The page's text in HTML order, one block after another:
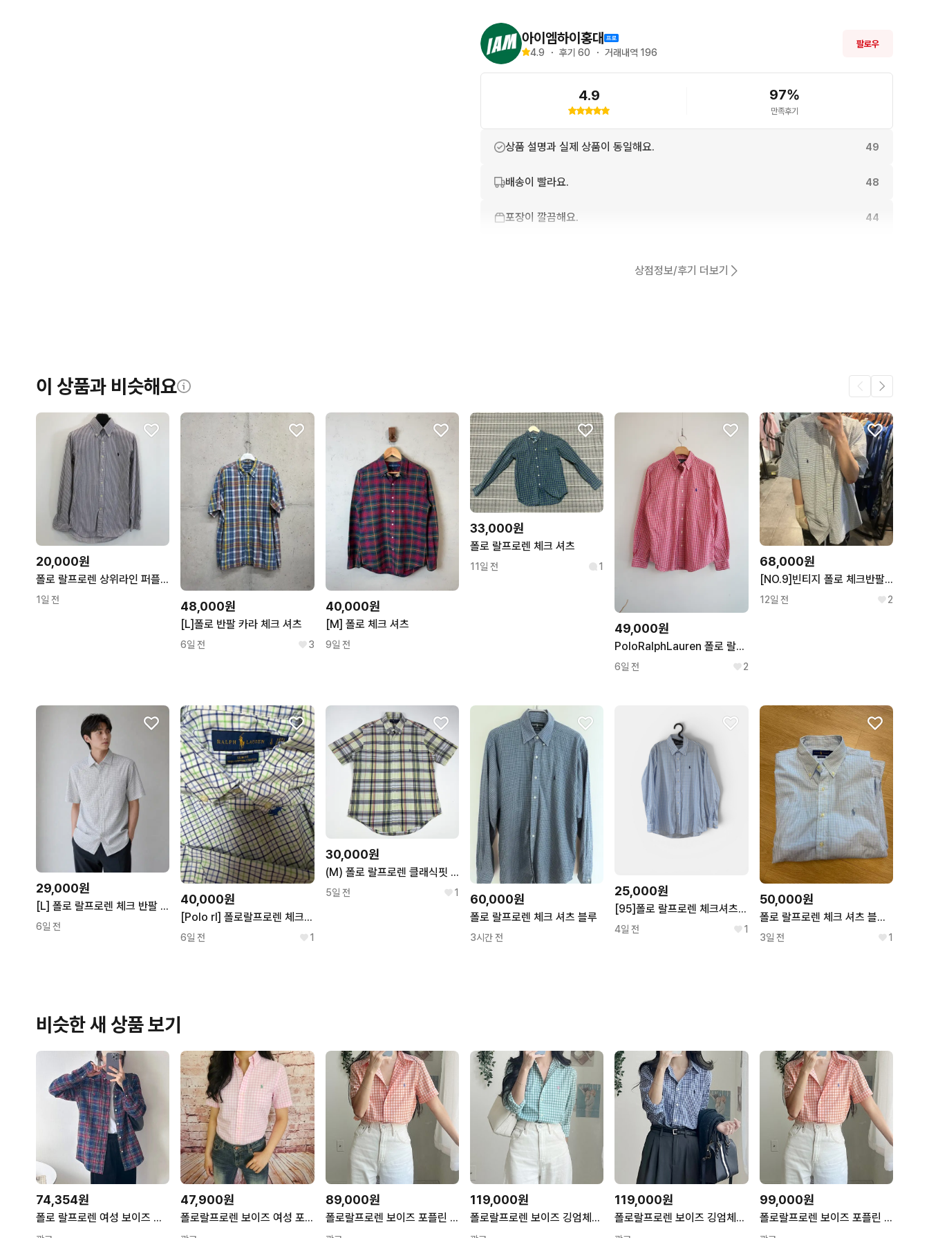
🐰 전제품 세탁 / 스팀 / 보풀제거 후 판매중이니, 바로 착용해도 됩니다.
🐰 사이즈 측정하는 방법에 따라 1-3cm 정도 오차가 발생할 수 있습니다.
아이엠하이홍대
4.9 ・ 후기 60 ・ 거래내역 196
팔로우
4.9 97%
만족후기
상품 설명과 실제 상품이 동일해요. 49
배송이 빨라요. 48
포장이 깔끔해요. 44
상점정보/후기 더보기
이 상품과 비슷해요
20,000원
폴로 랄프로렌 상위라인 퍼플 스트라이프셔츠 90
1일 전 48,000원
[L]폴로 반팔 카라 체크 셔츠
6일 전 3
40,000원
[M] 폴로 체크 셔츠
9일 전
33,000원
폴로 랄프로렌 체크 셔츠
11일 전 1
49,000원
PoloRalphLauren 폴로 랄프로렌 깅엄체크 셔츠
6일 전 2
68,000원
[NO.9]빈티지 폴로 체크반팔셔츠 블루
12일 전 2
29,000원
[L] 폴로 랄프로렌 체크 반팔 셔츠 (F36)
6일 전
40,000원
[Polo rl] 폴로랄프로렌 체크남방
6일 전 1
30,000원
(M) 폴로 랄프로렌 클래식핏 체크패턴 반팔셔츠
5일 전 1 60,000원
폴로 랄프로렌 체크 셔츠 블루
3시간 전
25,000원
[95]폴로 랄프로렌 체크셔츠 긴팔
4일 전 1
50,000원
폴로 랄프로렌 체크 셔츠 블루 m
3일 전 1
비슷한 새 상품 보기
74,354원
폴로 랄프로렌 여성 보이즈 블루레드 체크 플란넬 코튼 셔츠 8279
47,900원
폴로랄프로렌 보이즈 여성 포플린 깅엄체크 반팔 셔츠 핑크 44사이즈 한정 특가
89,000원
폴로랄프로렌 보이즈 포플린 깅엄체크 반팔 셔츠 (오렌지)
119,000원
폴로랄프로렌 보이즈 깅엄체크 포플린 셔츠 (그린)
119,000원
폴로랄프로렌 보이즈 깅엄체크 포플린 셔츠 (블루)
99,000원
폴로랄프로렌 보이즈 포플린 깅엄체크 반팔 셔츠 (오렌지)